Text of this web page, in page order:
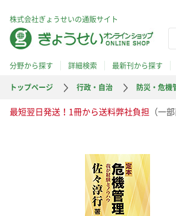
株式会社ぎょうせいの通販サイト
分野から探す 詳細検索
最新刊から探す
トップページ
行政・自治 防災・危機
最短翌日発送！1冊から送料弊社負担 （一